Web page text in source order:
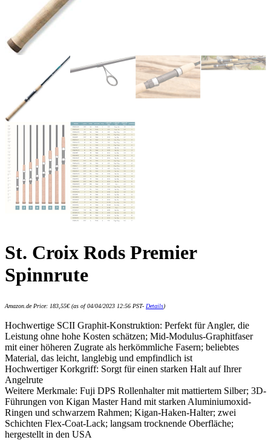
St. Croix Rods Premier
Spinnrute
Amazon.de Price: 183,55€(as of 04/04/2023 12:56 PST- Details)
Hochwertige SCII Graphit-Konstruktion: Perfekt für Angler, die
Leistung ohne hohe Kosten schätzen; Mid-Modulus-Graphitfaser
mit einer höheren Zugrate als herkömmliche Fasern; beliebtes
Material, das leicht, langlebig und empfindlich ist
Hochwertiger Korkgriff: Sorgt für einen starken Halt auf Ihrer
Angelrute
Weitere Merkmale: Fuji DPS Rollenhalter mit mattiertem Silber; 3D-
Führungen von Kigan Master Hand mit starken Aluminiumoxid-
Ringen und schwarzem Rahmen; Kigan-Haken-Halter; zwei
Schichten Flex-Coat-Lack; langsam trocknende Oberfläche;
hergestellt in den USA